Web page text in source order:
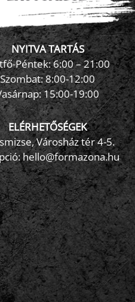
NYITVA TARTÁS
Péntek: 6:00 – 21:00
Szombat: 8:00-12:00
15:00-19:00
ELÉRHETŐSÉGEK
Városház tér 4-5.
hello@formazona.hu
FormaZona chatbot